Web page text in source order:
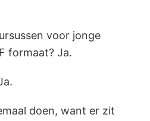
voor jonge
formaat? Ja.
doen, want er zit